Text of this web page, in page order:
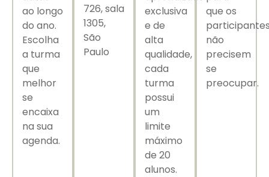
ao longo
do ano.
Escolha
a turma
que
melhor
se
encaixa
na sua
agenda.
726, sala
1305,
São
Paulo
exclusiva
e de
alta
qualidade,
cada
turma
possui
um
limite
máximo
de 20
alunos.
que os
não
precisem
se
preocupar.